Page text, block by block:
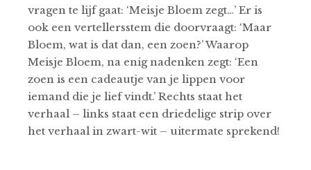
vragen te lijf gaat: ‘Meisje Bloem zegt…’ Er is
ook een vertellersstem die doorvraagt: ‘Maar
Bloem, wat is dat dan, een zoen?’ Waarop
Meisje Bloem, na enig nadenken zegt: ‘Een
zoen is een cadeautje van je lippen voor
iemand die je lief vindt.’ Rechts staat het
verhaal – links staat een driedelige strip over
het verhaal in zwart-wit – uitermate sprekend!